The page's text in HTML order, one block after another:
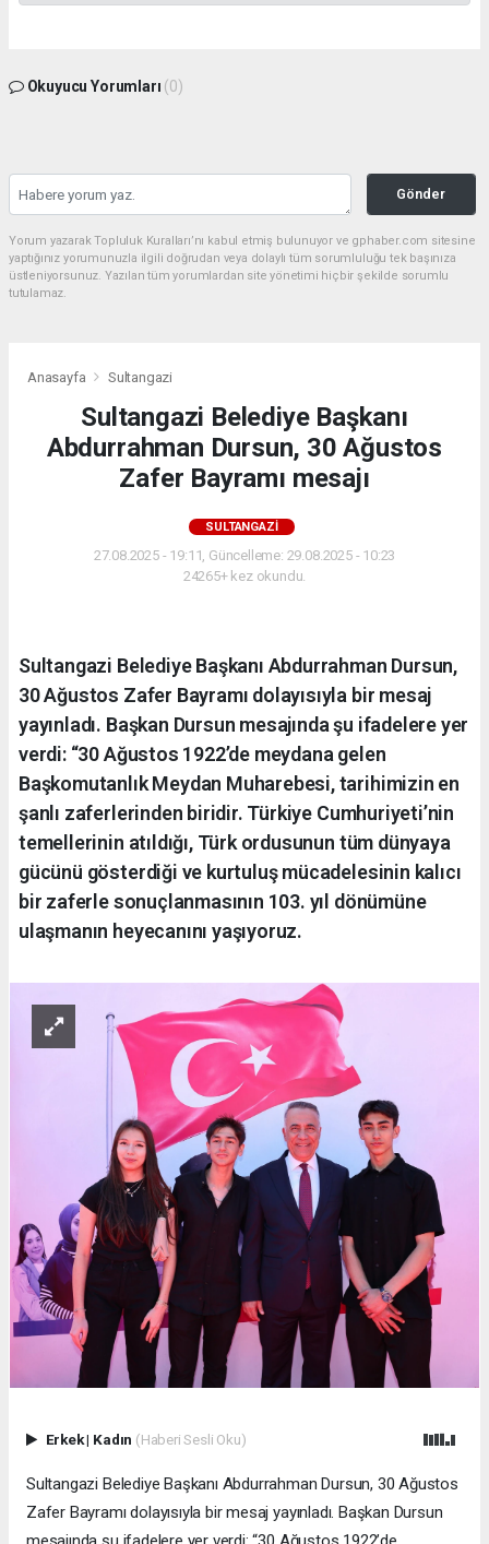
Okuyucu Yorumları (0)
Gönder
Yorum yazarak Topluluk Kuralları’nı kabul etmiş bulunuyor ve gphaber.com sitesine
yaptığınız yorumunuzla ilgili doğrudan veya dolaylı tüm sorumluluğu tek başınıza
üstleniyorsunuz. Yazılan tüm yorumlardan site yönetimi hiçbir şekilde sorumlu
tutulamaz.
Anasayfa Sultangazi
Sultangazi Belediye Başkanı
Abdurrahman Dursun, 30 Ağustos
Zafer Bayramı mesajı
SULTANGAZI
27.08.2025 - 19:11, Güncelleme: 29.08.2025 - 10:23
24265+ kez okundu.
Sultangazi Belediye Başkanı Abdurrahman Dursun,
30 Ağustos Zafer Bayramı dolayısıyla bir mesaj
yayınladı. Başkan Dursun mesajında şu ifadelere yer
verdi: “30 Ağustos 1922’de meydana gelen
Başkomutanlık Meydan Muharebesi, tarihimizin en
şanlı zaferlerinden biridir. Türkiye Cumhuriyeti’nin
temellerinin atıldığı, Türk ordusunun tüm dünyaya
gücünü gösterdiği ve kurtuluş mücadelesinin kalıcı
bir zaferle sonuçlanmasının 103. yıl dönümüne
ulaşmanın heyecanını yaşıyoruz.
Erkek| Kadın (Haberi Sesli Oku)
Sultangazi Belediye Başkanı Abdurrahman Dursun, 30 Ağustos
Zafer Bayramı dolayısıyla bir mesaj yayınladı. Başkan Dursun